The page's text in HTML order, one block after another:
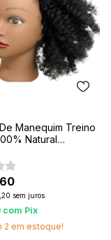
Manequim Treino
Natural
sem juros
com Pix
2 em estoque!